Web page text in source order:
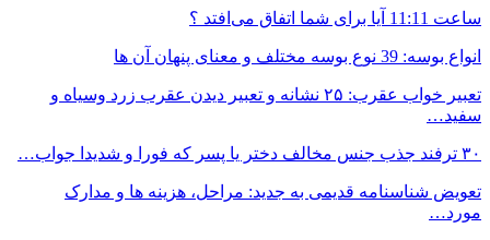
ساعت 11:11 آیا برای شما اتفاق می‌افتد ؟
انواع بوسه: 39 نوع بوسه مختلف و معنای پنهان آن ها
تعبیر خواب عقرب: ۲۵ نشانه و تعبیر دیدن عقرب زرد وسیاه و
سفید…
۳۰ ترفند جذب جنس مخالف دختر یا پسر که فورا و شدیدا جواب…
تعویض شناسنامه قدیمی به جدید: مراحل، هزینه ها و مدارک
مورد…